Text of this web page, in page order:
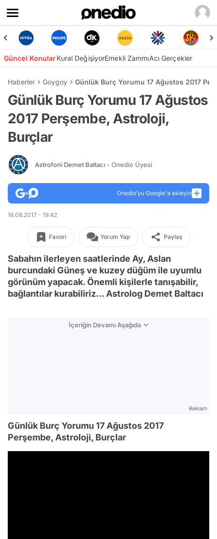
Güncel KonularKural DeğişiyorEmekli ZammıAcı Gerçekler
Haberler Goygoy Günlük Burç Yorumu 17 Ağustos 2017
Günlük Burç Yorumu 17 Ağustos
2017 Perşembe, Astroloji,
Burçlar
Astrofoni Demet Baltacı - Onedio Üyesi
Onedio’yu Google'a ekleyin
16.08.2017 - 19:42
Favori Yorum Yap Paylaş
Sabahın ilerleyen saatlerinde Ay, Aslan
burcundaki Güneş ve kuzey düğüm ile uyumlu
görünüm yapacak. Önemli kişilerle tanışabilir,
bağlantılar kurabiliriz... Astrolog Demet Baltacı
İçeriğin Devamı Aşağıda
Reklam
Günlük Burç Yorumu 17 Ağustos 2017
Perşembe, Astroloji, Burçlar